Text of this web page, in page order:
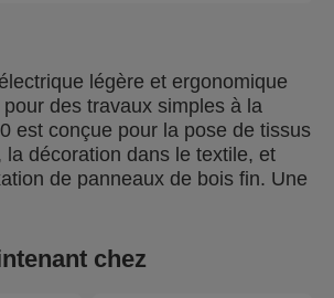
légère et ergonomique
des travaux simples à la
est conçue pour la pose de tissus
la décoration dans le textile, et
de panneaux de bois fin. Une
les bricoleurs qui recherchent
chez